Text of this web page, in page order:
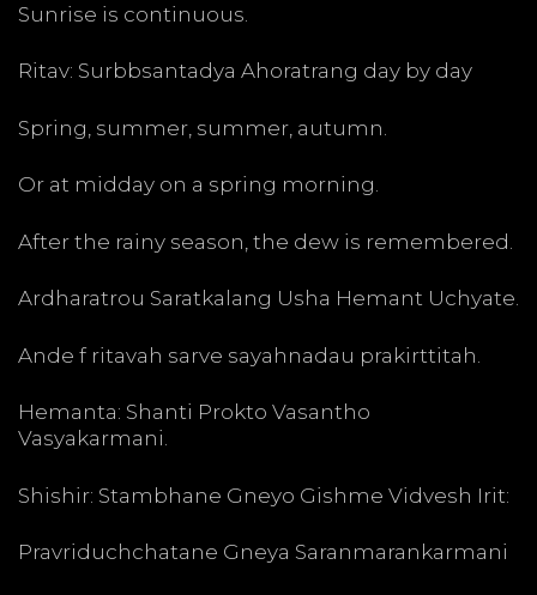
Sunrise is continuous.
Ritav: Surbbsantadya Ahoratrang day by day
Spring, summer, summer, autumn.
Or at midday on a spring morning.
After the rainy season, the dew is remembered.
Ardharatrou Saratkalang Usha Hemant Uchyate.
Ande f ritavah sarve sayahnadau prakirttitah.
Hemanta: Shanti Prokto Vasantho
Vasyakarmani.
Shishir: Stambhane Gneyo Gishme Vidvesh Irit:
Pravriduchchatane Gneya Saranmarankarmani